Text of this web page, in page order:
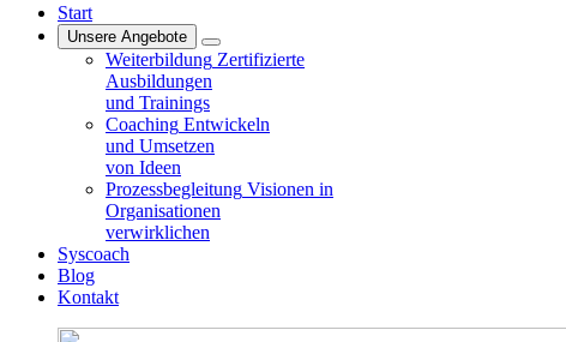
Start
Unsere Angebote
Weiterbildung Zertifizierte
Ausbildungen
und Trainings
Coaching Entwickeln
und Umsetzen
von Ideen
Prozessbegleitung Visionen in
Organisationen
verwirklichen
Syscoach
Blog
Kontakt